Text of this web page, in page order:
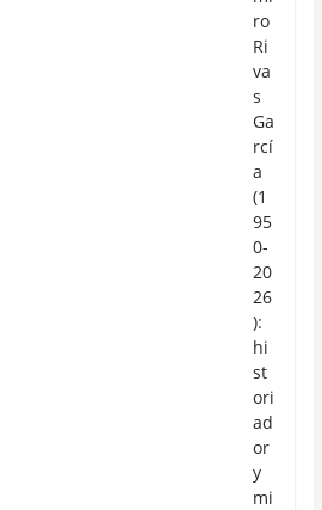
ro
Ri
va
s
Ga
rcí
a
(1
95
0-
20
26
):
hi
st
ori
ad
or
y
mi